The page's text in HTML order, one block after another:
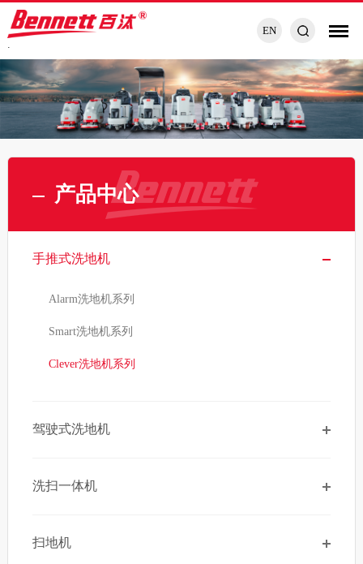
.
EN
产品中心
手推式洗地机
Alarm洗地机系列
Smart洗地机系列
Clever洗地机系列
驾驶式洗地机
洗扫一体机
扫地机